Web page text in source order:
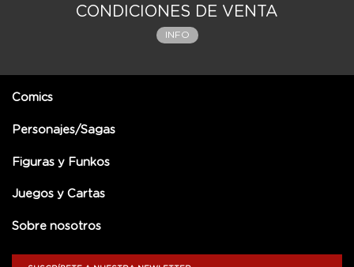
CONDICIONES DE VENTA
INFO
Comics
Personajes/Sagas
Figuras y Funkos
Juegos y Cartas
Sobre nosotros